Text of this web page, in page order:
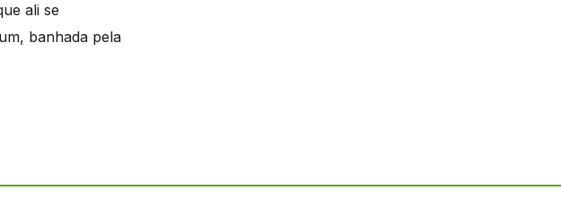
ali se
banhada pela